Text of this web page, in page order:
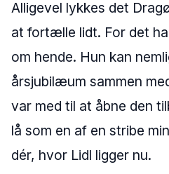
Alligevel lykkes det
at fortælle lidt. For det
om hende. Hun kan
årsjubilæum sammen
var med til at åbne den
lå som en af en stribe
dér, hvor Lidl ligger nu.